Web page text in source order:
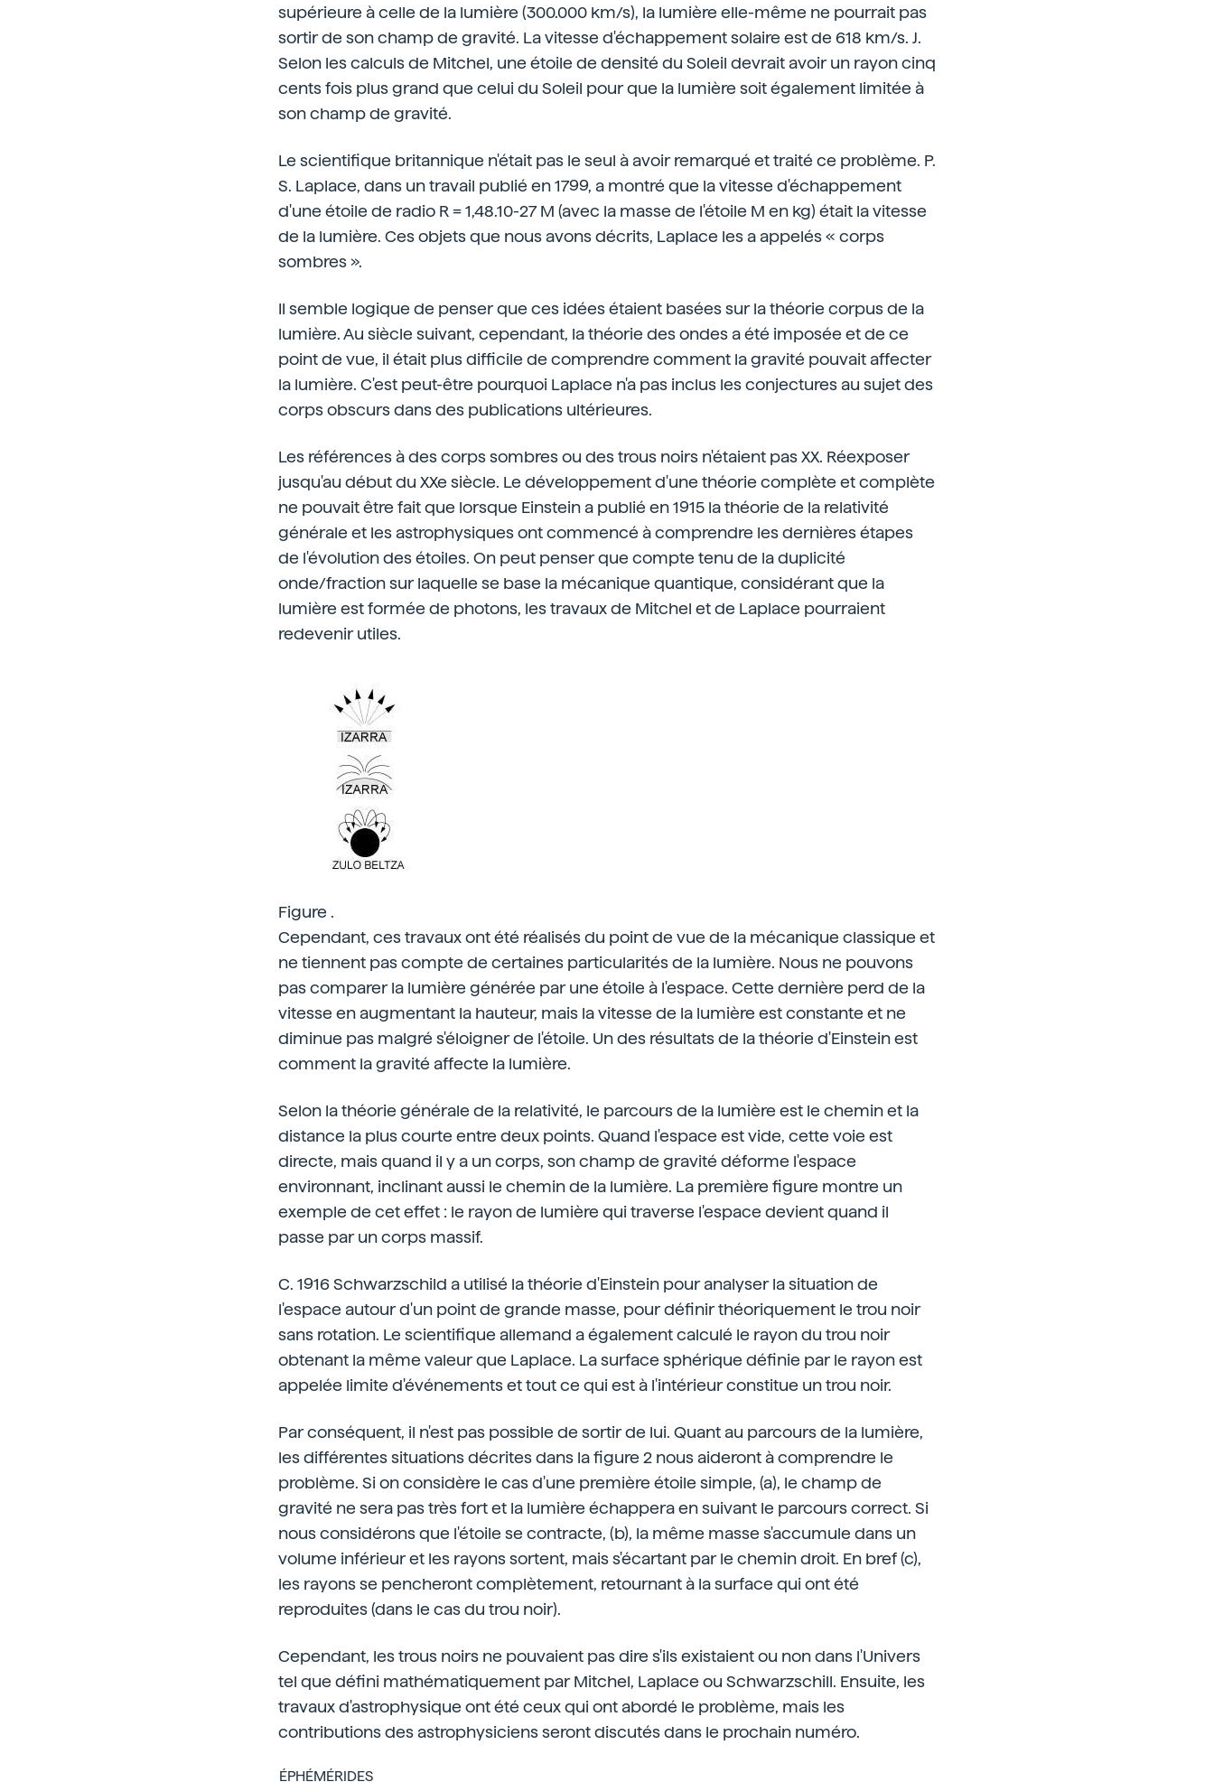
supérieure à celle de la lumière (300.000 km/s), la lumière elle-même ne pourrait pas
sortir de son champ de gravité. La vitesse d'échappement solaire est de 618 km/s. J.
Selon les calculs de Mitchel, une étoile de densité du Soleil devrait avoir un rayon cinq
cents fois plus grand que celui du Soleil pour que la lumière soit également limitée à
son champ de gravité.
Le scientifique britannique n'était pas le seul à avoir remarqué et traité ce problème. P.
S. Laplace, dans un travail publié en 1799, a montré que la vitesse d'échappement
d'une étoile de radio R = 1,48.10-27 M (avec la masse de l'étoile M en kg) était la vitesse
de la lumière. Ces objets que nous avons décrits, Laplace les a appelés « corps
sombres ».
Il semble logique de penser que ces idées étaient basées sur la théorie corpus de la
lumière. Au siècle suivant, cependant, la théorie des ondes a été imposée et de ce
point de vue, il était plus difficile de comprendre comment la gravité pouvait affecter
la lumière. C'est peut-être pourquoi Laplace n'a pas inclus les conjectures au sujet des
corps obscurs dans des publications ultérieures.
Les références à des corps sombres ou des trous noirs n'étaient pas XX. Réexposer
jusqu'au début du XXe siècle. Le développement d'une théorie complète et complète
ne pouvait être fait que lorsque Einstein a publié en 1915 la théorie de la relativité
générale et les astrophysiques ont commencé à comprendre les dernières étapes
de l'évolution des étoiles. On peut penser que compte tenu de la duplicité
onde/fraction sur laquelle se base la mécanique quantique, considérant que la
lumière est formée de photons, les travaux de Mitchel et de Laplace pourraient
redevenir utiles.
Figure .
Cependant, ces travaux ont été réalisés du point de vue de la mécanique classique et
ne tiennent pas compte de certaines particularités de la lumière. Nous ne pouvons
pas comparer la lumière générée par une étoile à l'espace. Cette dernière perd de la
vitesse en augmentant la hauteur, mais la vitesse de la lumière est constante et ne
diminue pas malgré s'éloigner de l'étoile. Un des résultats de la théorie d'Einstein est
comment la gravité affecte la lumière.
Selon la théorie générale de la relativité, le parcours de la lumière est le chemin et la
distance la plus courte entre deux points. Quand l'espace est vide, cette voie est
directe, mais quand il y a un corps, son champ de gravité déforme l'espace
environnant, inclinant aussi le chemin de la lumière. La première figure montre un
exemple de cet effet : le rayon de lumière qui traverse l'espace devient quand il
passe par un corps massif.
C. 1916 Schwarzschild a utilisé la théorie d'Einstein pour analyser la situation de
l'espace autour d'un point de grande masse, pour définir théoriquement le trou noir
sans rotation. Le scientifique allemand a également calculé le rayon du trou noir
obtenant la même valeur que Laplace. La surface sphérique définie par le rayon est
appelée limite d'événements et tout ce qui est à l'intérieur constitue un trou noir.
Par conséquent, il n'est pas possible de sortir de lui. Quant au parcours de la lumière,
les différentes situations décrites dans la figure 2 nous aideront à comprendre le
problème. Si on considère le cas d'une première étoile simple, (a), le champ de
gravité ne sera pas très fort et la lumière échappera en suivant le parcours correct. Si
nous considérons que l'étoile se contracte, (b), la même masse s'accumule dans un
volume inférieur et les rayons sortent, mais s'écartant par le chemin droit. En bref (c),
les rayons se pencheront complètement, retournant à la surface qui ont été
reproduites (dans le cas du trou noir).
Cependant, les trous noirs ne pouvaient pas dire s'ils existaient ou non dans l'Univers
tel que défini mathématiquement par Mitchel, Laplace ou Schwarzschill. Ensuite, les
travaux d'astrophysique ont été ceux qui ont abordé le problème, mais les
contributions des astrophysiciens seront discutés dans le prochain numéro.
ÉPHÉMÉRIDES